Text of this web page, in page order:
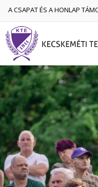
A CSAPAT ÉS A HONLAP